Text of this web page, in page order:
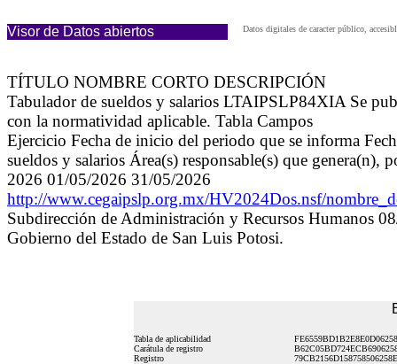
Visor de Datos abiertos Datos digitales de caracter público,
TÍTULO NOMBRE CORTO DESCRIPCIÓN
Tabulador de sueldos y salarios LTAIPSLP84XIA Se
con la normatividad aplicable. Tabla Campos
Ejercicio Fecha de inicio del periodo que se informa
sueldos y salarios Área(s) responsable(s) que
2026 01/05/2026 31/05/2026
http://www.cegaipslp.org.mx/HV2024Dos.nsf/
Subdirección de Administración y Recursos Humanos
Gobierno del Estado de San Luis Potosi.
Tabla de aplicabilidad
Carátula de registro
Registro